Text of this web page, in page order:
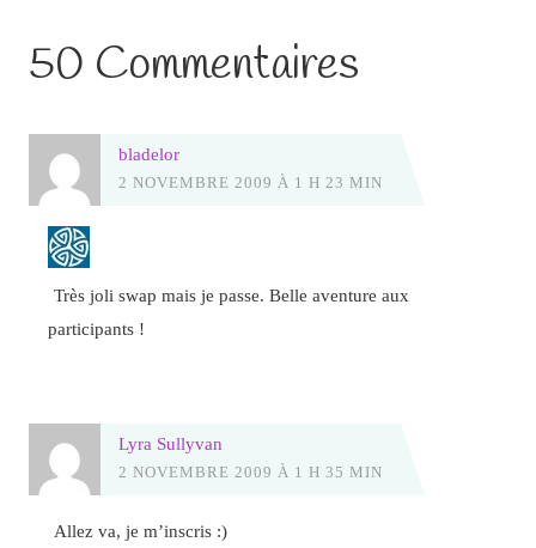
50 Commentaires
bladelor
2 NOVEMBRE 2009 À 1 H 23 MIN
Très joli swap mais je passe. Belle aventure aux
participants !
Lyra Sullyvan
2 NOVEMBRE 2009 À 1 H 35 MIN
Allez va, je m’inscris :)